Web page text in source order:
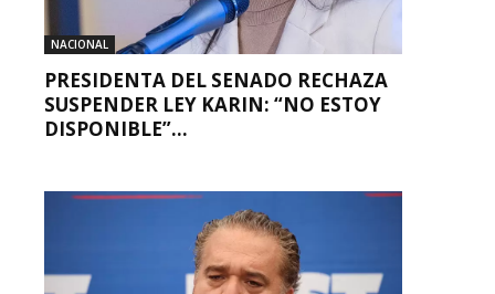
NACIONAL
PRESIDENTA DEL SENADO RECHAZA
SUSPENDER LEY KARIN: “NO ESTOY
DISPONIBLE”...